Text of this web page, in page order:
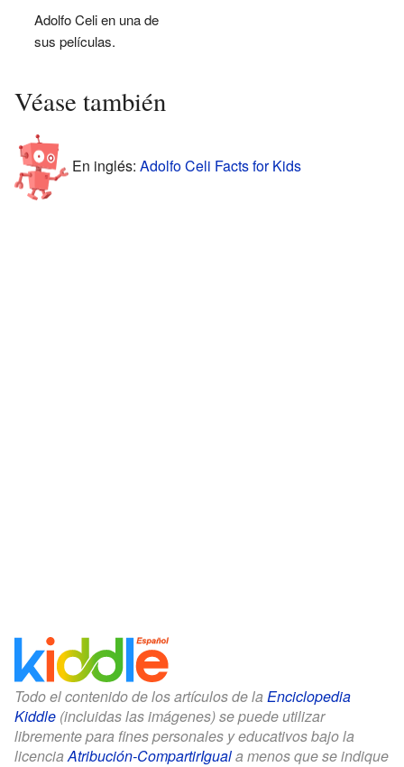
Adolfo Celi en una de
sus películas.
Véase también
En inglés: Adolfo Celi Facts for Kids
Todo el contenido de los artículos de la Enciclopedia
Kiddle (incluidas las imágenes) se puede utilizar
libremente para fines personales y educativos bajo la
licenciaAtribución-CompartirIguala menos que se indique